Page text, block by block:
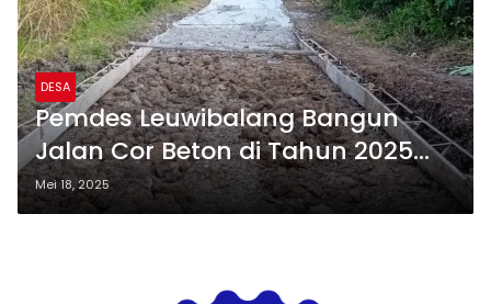
DESA
Pemdes Leuwibalang Bangun
Jalan Cor Beton di Tahun 2025
Dari Dana Desa Asal Jadi
Mei 18, 2025